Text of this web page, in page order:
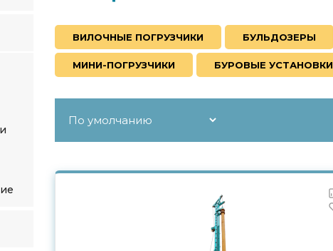
ВИЛОЧНЫЕ ПОГРУЗЧИКИ БУЛЬДОЗЕРЫ
МИНИ-ПОГРУЗЧИКИ БУРОВЫЕ УСТАНОВКИ